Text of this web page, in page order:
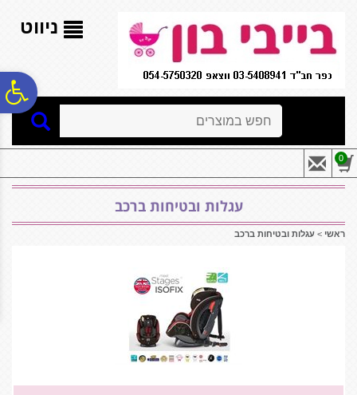
נגישות
אתר
המרכזי
ניווט
0
עגלות ובטיחות ברכב
ראשי > עגלות ובטיחות ברכב